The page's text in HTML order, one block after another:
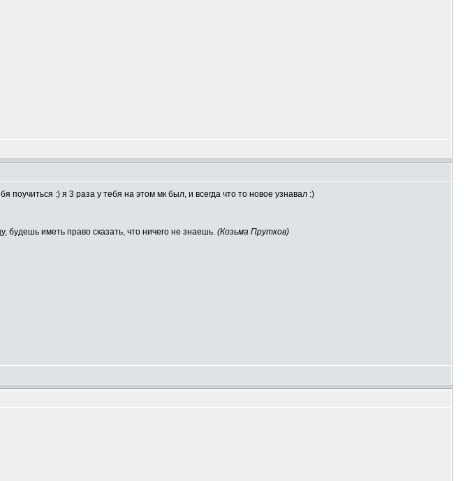
:) я 3 раза у тебя на этом мк был, и всегда что то новое узнавал :)
будешь иметь право сказать, что ничего не знаешь. (Козьма Прутков)